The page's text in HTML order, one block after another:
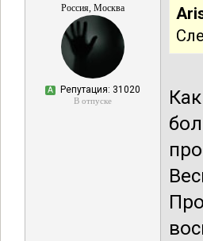
Россия, Москва
А Репутация: 31020
В отпуске